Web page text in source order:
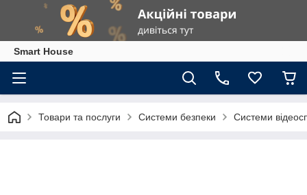
Smart House
Товари та послуги Системи безпеки Системи